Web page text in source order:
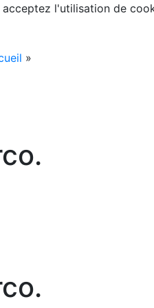
l'utilisation de
»